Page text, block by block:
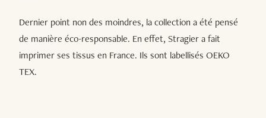
Dernier point non des moindres, la collection a été pensé
de manière éco-responsable. En effet, Stragier a fait
imprimer ses tissus en France. Ils sont labellisés OEKO
TEX.